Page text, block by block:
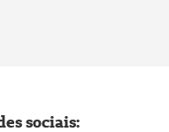
sociais: